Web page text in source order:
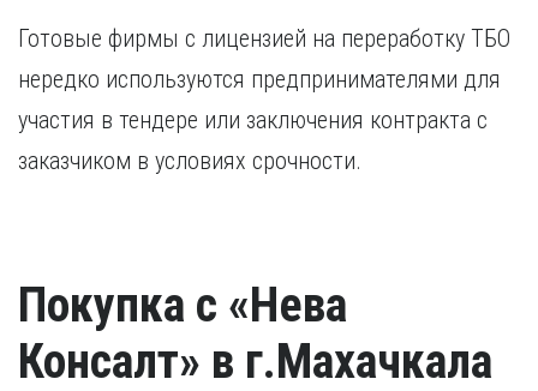
Готовые фирмы с лицензией на переработку ТБО
нередко используются предпринимателями для
участия в тендере или заключения контракта с
заказчиком в условиях срочности.
Покупка с «Нева
Консалт» в г.Махачкала